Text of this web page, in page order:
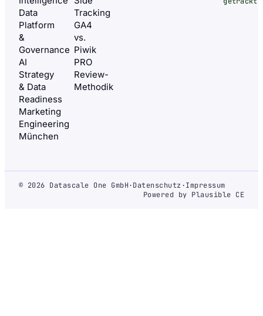
Data
Platform
&
Governance
AI
Strategy
& Data
Readiness
Marketing
Engineering
München
Tracking
GA4
vs.
Piwik
PRO
Review-
Methodik
© 2026 Datascale One GmbH·Datenschutz·Impressum
Powered by Plausible CE